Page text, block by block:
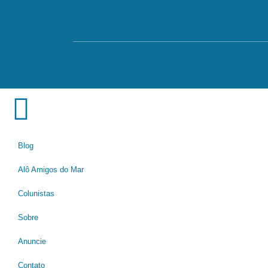
Blog
Alô Amigos do Mar
Colunistas
Sobre
Anuncie
Contato